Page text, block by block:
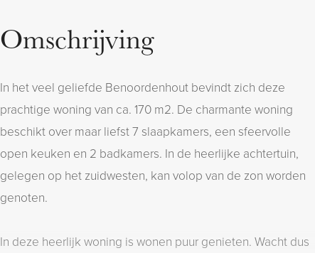
Omschrijving
In het veel geliefde Benoordenhout bevindt zich deze
prachtige woning van ca. 170 m2. De charmante woning
beschikt over maar liefst 7 slaapkamers, een sfeervolle
open keuken en 2 badkamers. In de heerlijke achtertuin,
gelegen op het zuidwesten, kan volop van de zon worden
genoten.
In deze heerlijk woning is wonen puur genieten. Wacht dus